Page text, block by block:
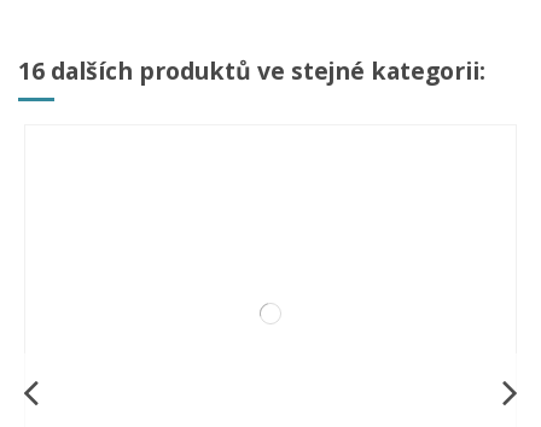
16 dalších produktů ve stejné kategorii: